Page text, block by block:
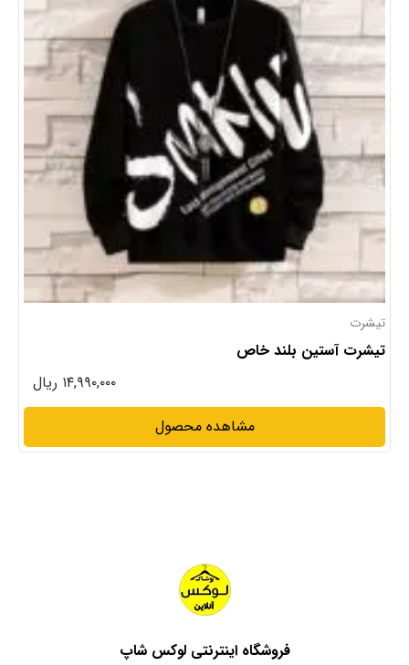
تیشرت
تیشرت آستین بلند خاص
۱۴,۹۹۰,۰۰۰ ریال
مشاهده محصول
فروشگاه اینترنتی لوکس شاپ